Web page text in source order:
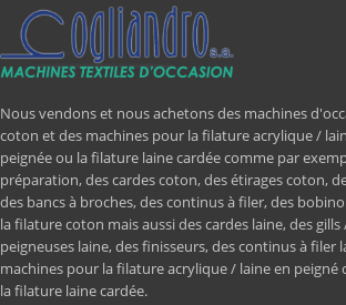
Nous vendons et nous achetons des machines
coton et des machines pour la filature acrylique /
peignée ou la filature laine cardée comme par
préparation, des cardes coton, des étirages coton,
des bancs à broches, des continus à filer, des
la filature coton mais aussi des cardes laine, des
peigneuses laine, des finisseurs, des continus à filer
machines pour la filature acrylique / laine en peigné
la filature laine cardée.